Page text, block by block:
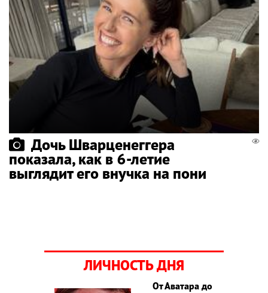
Дочь Шварценеггера
показала, как в 6-летие
выглядит его внучка на пони
ЛИЧНОСТЬ ДНЯ
От Аватара до